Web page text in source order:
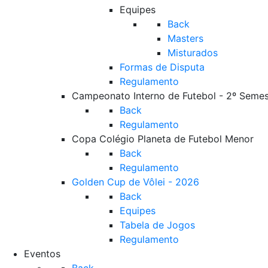
Equipes
Back
Masters
Misturados
Formas de Disputa
Regulamento
Campeonato Interno de Futebol - 2º
Back
Regulamento
Copa Colégio Planeta de Futebol Menor
Back
Regulamento
Golden Cup de Vôlei - 2026
Back
Equipes
Tabela de Jogos
Regulamento
Eventos